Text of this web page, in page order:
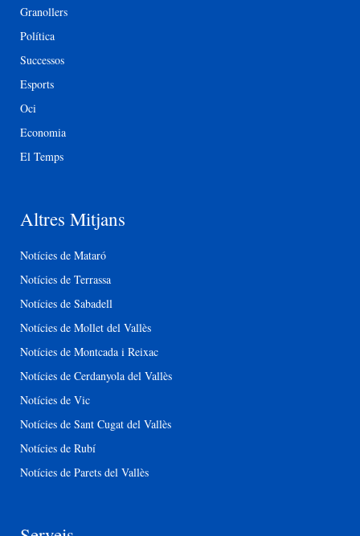
Granollers
Política
Successos
Esports
Oci
Economia
El Temps
Altres Mitjans
Notícies de Mataró
Notícies de Terrassa
Notícies de Sabadell
Notícies de Mollet del Vallès
Notícies de Montcada i Reixac
Notícies de Cerdanyola del Vallès
Notícies de Vic
Notícies de Sant Cugat del Vallès
Notícies de Rubí
Notícies de Parets del Vallès